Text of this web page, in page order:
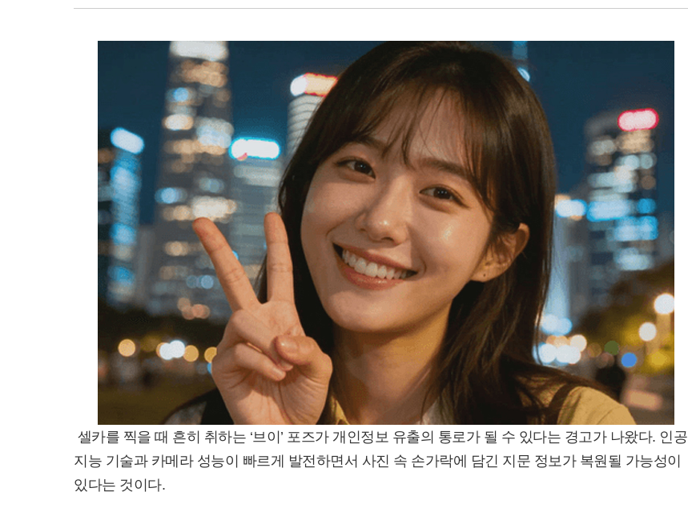
셀카를 찍을 때 흔히 취하는 ‘브이’ 포즈가 개인정보 유출의 통로가 될 수 있다는 경고가 나왔다. 인공
지능 기술과 카메라 성능이 빠르게 발전하면서 사진 속 손가락에 담긴 지문 정보가 복원될 가능성이
있다는 것이다.